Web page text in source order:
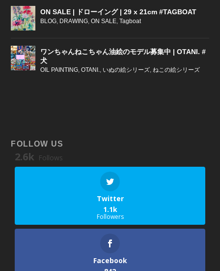
ON SALE | ドローイング | 29 x 21cm #TAGBOAT
BLOG, DRAWING,ON SALE,Tagboat
ワンちゃんねこちゃん油絵のモデル募集中 | OTANI. #
犬
OIL PAINTING,OTANI., いぬの絵シリーズ,ねこの絵シリーズ
FOLLOW US
2.6k Follows
Twitter
1.1k
Followers
Facebook